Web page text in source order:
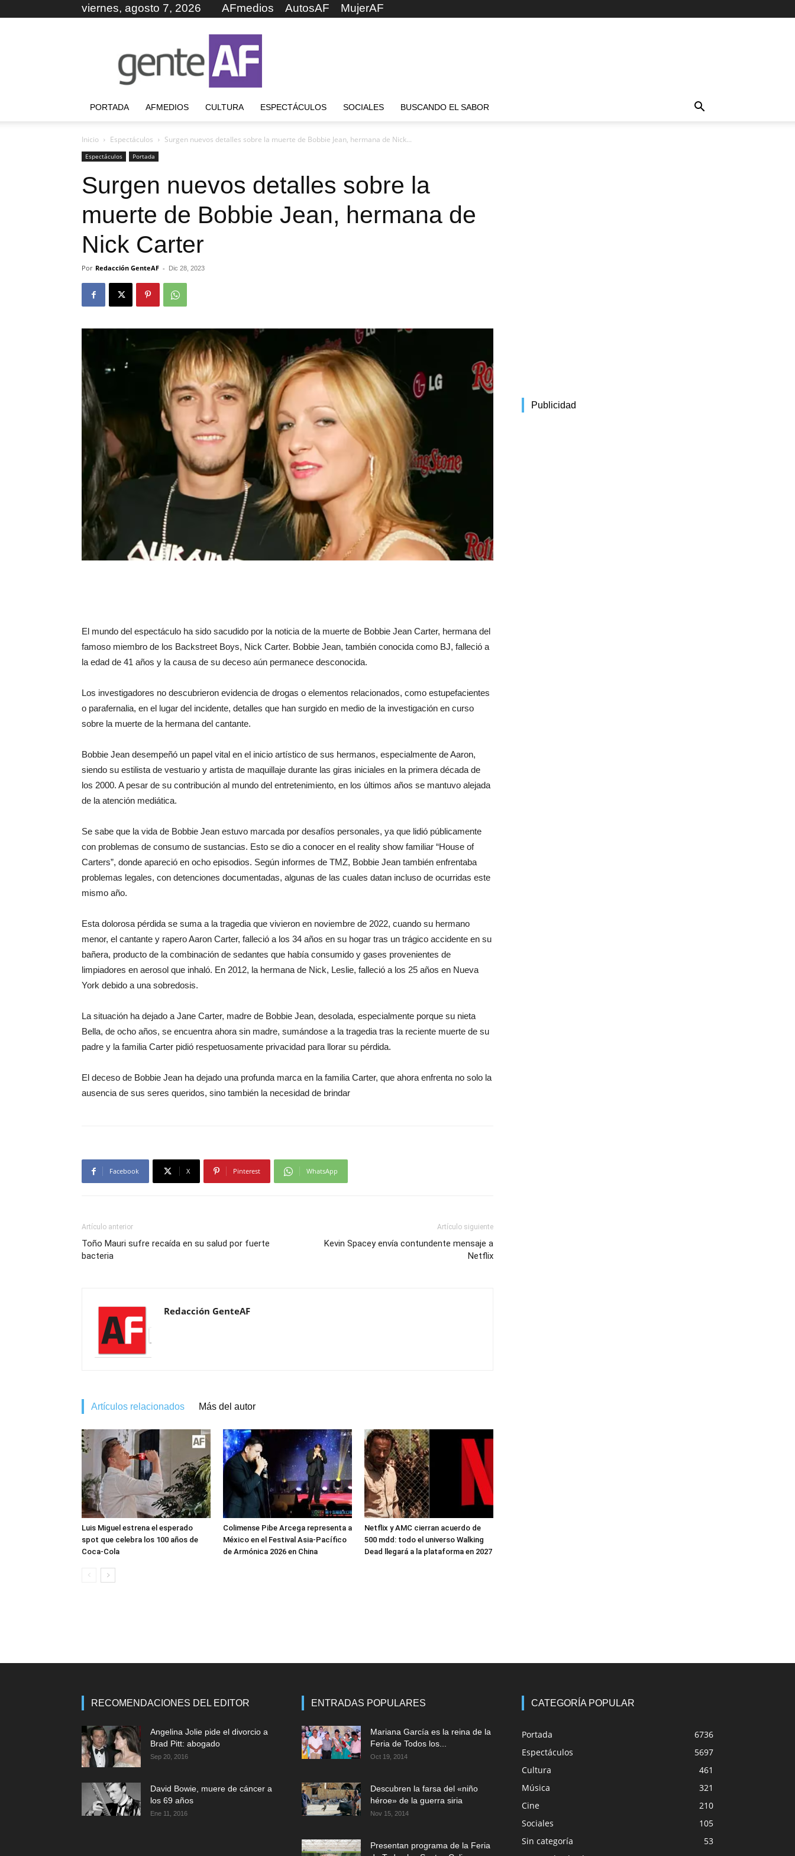
viernes, agosto 7, 2026 AFmedios AutosAF MujerAF
PORTADA AFMEDIOS CULTURA ESPECTÁCULOS SOCIALES BUSCANDO EL SABOR
Inicio Espectáculos Surgen nuevos detalles sobre la muerte de Bobbie Jean, hermana de Nick...
Espectáculos Portada
Surgen nuevos detalles sobre la
muerte de Bobbie Jean, hermana de
Nick Carter
Por Redacción GenteAF - Dic 28, 2023
El mundo del espectáculo ha sido sacudido por la noticia de la muerte de Bobbie Jean Carter, hermana del
famoso miembro de los Backstreet Boys, Nick Carter. Bobbie Jean, también conocida como BJ, falleció a
la edad de 41 años y la causa de su deceso aún permanece desconocida.
Los investigadores no descubrieron evidencia de drogas o elementos relacionados, como estupefacientes
o parafernalia, en el lugar del incidente, detalles que han surgido en medio de la investigación en curso
sobre la muerte de la hermana del cantante.
Bobbie Jean desempeñó un papel vital en el inicio artístico de sus hermanos, especialmente de Aaron,
siendo su estilista de vestuario y artista de maquillaje durante las giras iniciales en la primera década de
los 2000. A pesar de su contribución al mundo del entretenimiento, en los últimos años se mantuvo alejada
de la atención mediática.
Se sabe que la vida de Bobbie Jean estuvo marcada por desafíos personales, ya que lidió públicamente
con problemas de consumo de sustancias. Esto se dio a conocer en el reality show familiar “House of
Carters”, donde apareció en ocho episodios. Según informes de TMZ, Bobbie Jean también enfrentaba
problemas legales, con detenciones documentadas, algunas de las cuales datan incluso de ocurridas este
mismo año.
Esta dolorosa pérdida se suma a la tragedia que vivieron en noviembre de 2022, cuando su hermano
menor, el cantante y rapero Aaron Carter, falleció a los 34 años en su hogar tras un trágico accidente en su
bañera, producto de la combinación de sedantes que había consumido y gases provenientes de
limpiadores en aerosol que inhaló. En 2012, la hermana de Nick, Leslie, falleció a los 25 años en Nueva
York debido a una sobredosis.
La situación ha dejado a Jane Carter, madre de Bobbie Jean, desolada, especialmente porque su nieta
Bella, de ocho años, se encuentra ahora sin madre, sumándose a la tragedia tras la reciente muerte de su
padre y la familia Carter pidió respetuosamente privacidad para llorar su pérdida.
El deceso de Bobbie Jean ha dejado una profunda marca en la familia Carter, que ahora enfrenta no solo la
ausencia de sus seres queridos, sino también la necesidad de brindar
Facebook X Pinterest WhatsApp
Artículo anterior
Toño Mauri sufre recaída en su salud por fuerte
bacteria
Artículo siguiente
Kevin Spacey envía contundente mensaje a
Netflix
Redacción GenteAF
Artículos relacionados Más del autor
Luis Miguel estrena el esperado
spot que celebra los 100 años de
Coca-Cola
Colimense Pibe Arcega representa a
México en el Festival Asia-Pacífico
de Armónica 2026 en China
Netflix y AMC cierran acuerdo de
500 mdd: todo el universo Walking
Dead llegará a la plataforma en 2027
Publicidad
RECOMENDACIONES DEL EDITOR
Angelina Jolie pide el divorcio a
Brad Pitt: abogado
Sep 20, 2016
David Bowie, muere de cáncer a
los 69 años
Ene 11, 2016
ENTRADAS POPULARES
Mariana García es la reina de la
Feria de Todos los...
Oct 19, 2014
Descubren la farsa del «niño
héroe» de la guerra siria
Nov 15, 2014
Presentan programa de la Feria
CATEGORÍA POPULAR
Portada
6736
Espectáculos
5697
Cultura
461
Música
321
Cine
210
Sociales
105
Sin categoría
53